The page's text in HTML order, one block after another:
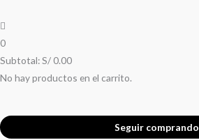
0
Subtotal:S/ 0.00
No hay productos en el carrito.
Seguir comprando